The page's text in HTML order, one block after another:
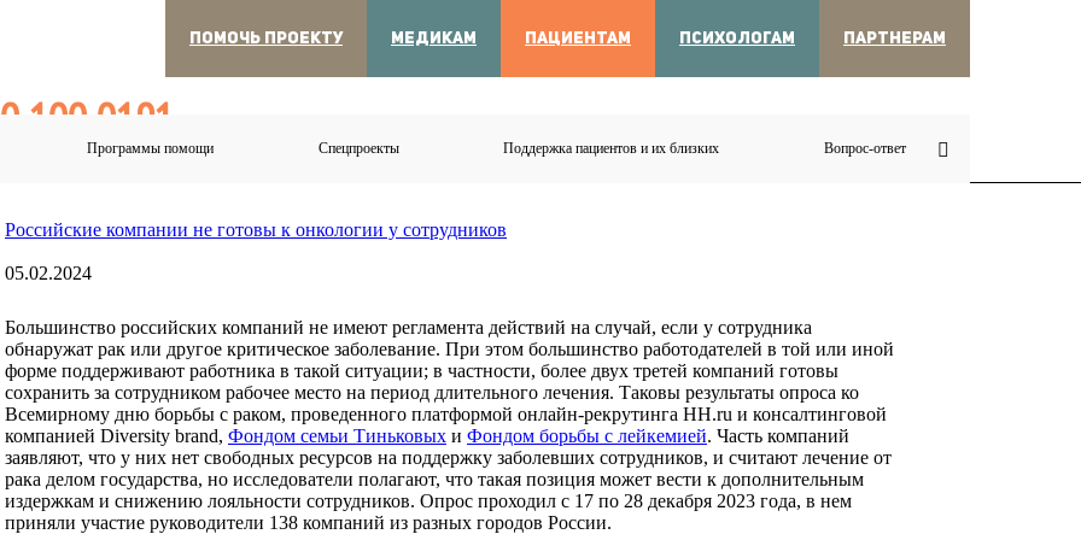
ПОМОЧЬ ПРОЕКТУ МЕДИКАМ ПАЦИЕНТАМ ПСИХОЛОГАМ ПАРТНЕРАМ
100 0191
Бесплатно. Анонимно.
Программы помощи Спецпроекты Поддержка пациентов и их близких Вопрос-ответ
Российские компании не готовы к онкологии у сотрудников
05.02.2024
Большинство российских компаний не имеют регламента действий на случай, если у сотрудника
обнаружат рак или другое критическое заболевание. При этом большинство работодателей в той или иной
форме поддерживают работника в такой ситуации; в частности, более двух третей компаний готовы
сохранить за сотрудником рабочее место на период длительного лечения. Таковы результаты опроса ко
Всемирному дню борьбы с раком, проведенного платформой онлайн-рекрутинга HH.ru и консалтинговой
компанией Diversity brand, Фондом семьи Тиньковых и Фондом борьбы с лейкемией. Часть компаний
заявляют, что у них нет свободных ресурсов на поддержку заболевших сотрудников, и считают лечение от
рака делом государства, но исследователи полагают, что такая позиция может вести к дополнительным
издержкам и снижению лояльности сотрудников. Опрос проходил с 17 по 28 декабря 2023 года, в нем
приняли участие руководители 138 компаний из разных городов России.